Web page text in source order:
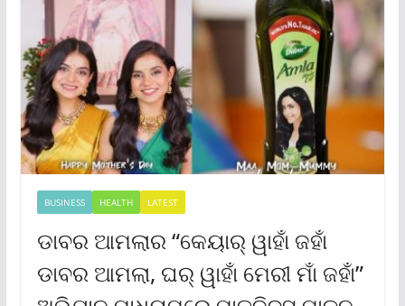
BUSINESS HEALTH LATEST
ଡାବର ଆମଲାର “କେୟାର୍ ୱାହାଁ ଜହାଁ
ଡାବର ଆମଲା, ଘର୍ ୱାହାଁ ମେରୀ ମାଁ ଜହାଁ”